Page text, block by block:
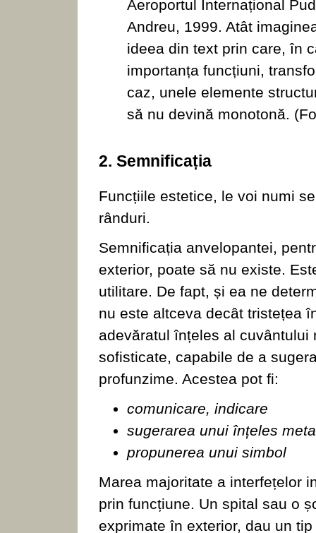
Aeroportul Internațional
Andreu, 1999. Atât
ideea din text prin care, în
importanța funcțiuni,
caz, unele elemente
să nu devină monotonă.
2. Semnificația
Funcțiile estetice, le voi numi
rânduri.
Semnificația anvelopantei,
exterior, poate să nu existe.
utilitare. De fapt, și ea ne
nu este altceva decât tristețea
adevăratul înțeles al
sofisticate, capabile de a
profunzime. Acestea pot fi:
comunicare, indicare
sugerarea unui înțeles
propunerea unui simbol
Marea majoritate a interfețelor
prin funcțiune. Un spital sau o
exprimate în exterior, dau un